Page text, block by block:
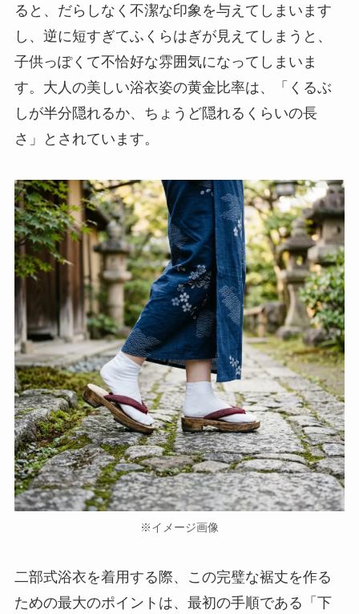
ると、だらしなく不潔な印象を与えてしまいます
し、逆に短すぎてふくらはぎが見えてしまうと、
子供っぽくて不恰好な雰囲気になってしまいま
す。大人の美しい浴衣姿の黄金比率は、「くるぶ
しが半分隠れるか、ちょうど隠れるくらいの長
さ」とされています。
※イメージ画像
二部式浴衣を着用する際、この完璧な裾丈を作る
ための最大のポイントは、最初の手順である「下